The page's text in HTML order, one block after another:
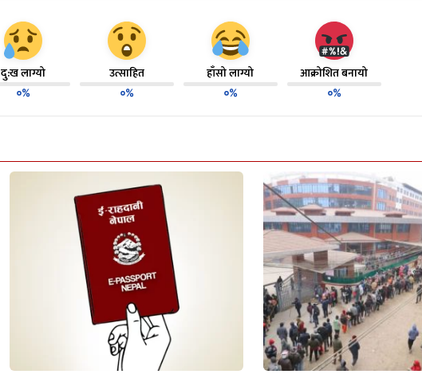
दु:ख लाग्यो
०%
उत्साहित
०%
हाँसो लाग्यो
०%
आक्रोशित बनायो
०%